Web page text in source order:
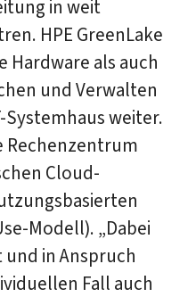
in weit
HPE GreenLake
Hardware als auch
und Verwalten
Systemhaus weiter.
Rechenzentrum
Cloud-
Modell). „Dabei
in Anspruch
Fall auch